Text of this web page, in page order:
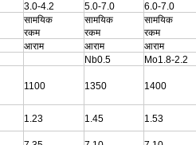
3.0-4.2 5.0-7.0
6.0-7.0
सामयिक
रकम
सामयिक
रकम
सामयिक
रकम
आराम आराम
आराम
Nb0.5
Mo1.8-2.2
1100 1350 1400
1.23 1.45
1.53